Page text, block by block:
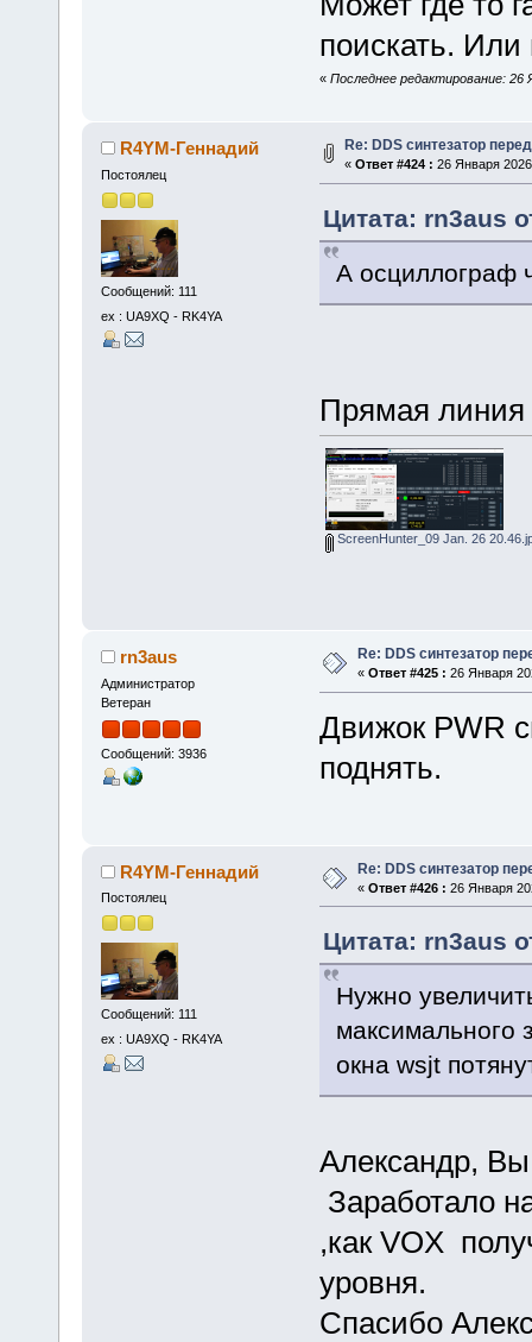
поискать.
« Последнее редактирование: 26
R4YM-Геннадий
Постоялец
Сообщений: 111
ex : UA9XQ - RK4YA
Re: DDS синтезатор
« Ответ #424 : 26 Января
Цитата: rn3aus
А осциллограф
Прямая линия
ScreenHunter_09 Jan. 26
rn3aus
Администратор
Ветеран
Сообщений: 3936
Re: DDS синтезатор
« Ответ #425 : 26 Января
Движок PWR
поднять.
R4YM-Геннадий
Постоялец
Сообщений: 111
ex : UA9XQ - RK4YA
Re: DDS синтезатор
« Ответ #426 : 26 Января
Цитата: rn3aus
Нужно
максимального
окна wsjt
Александр,
Заработало
,как VOX
уровня.
Спасибо